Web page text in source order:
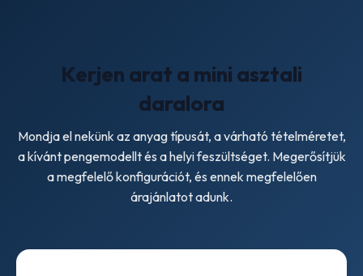
oktatásra és zárt körű 3D nyomtatási folyamatokhoz.
Kerjen arat a mini asztali
daralora
Mondja el nekünk az anyag típusát, a várható tételméretet,
a kívánt pengemodellt és a helyi feszültséget. Megerősítjük
a megfelelő konfigurációt, és ennek megfelelően
árajánlatot adunk.